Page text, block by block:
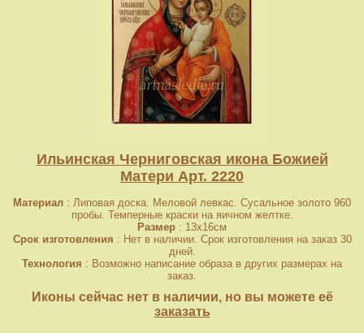
Ильинская Черниговская икона Божией
Матери Арт. 2220
Материал : Липовая доска. Меловой левкас. Сусальное золото 960
пробы. Темперные краски на яичном желтке.
Размер : 13x16см
Срок изготовления : Нет в наличии. Срок изготовления на заказ 30
дней.
Технология : Возможно написание образа в других размерах на
заказ.
Иконы сейчас нет в наличии, но вы можете её
заказать